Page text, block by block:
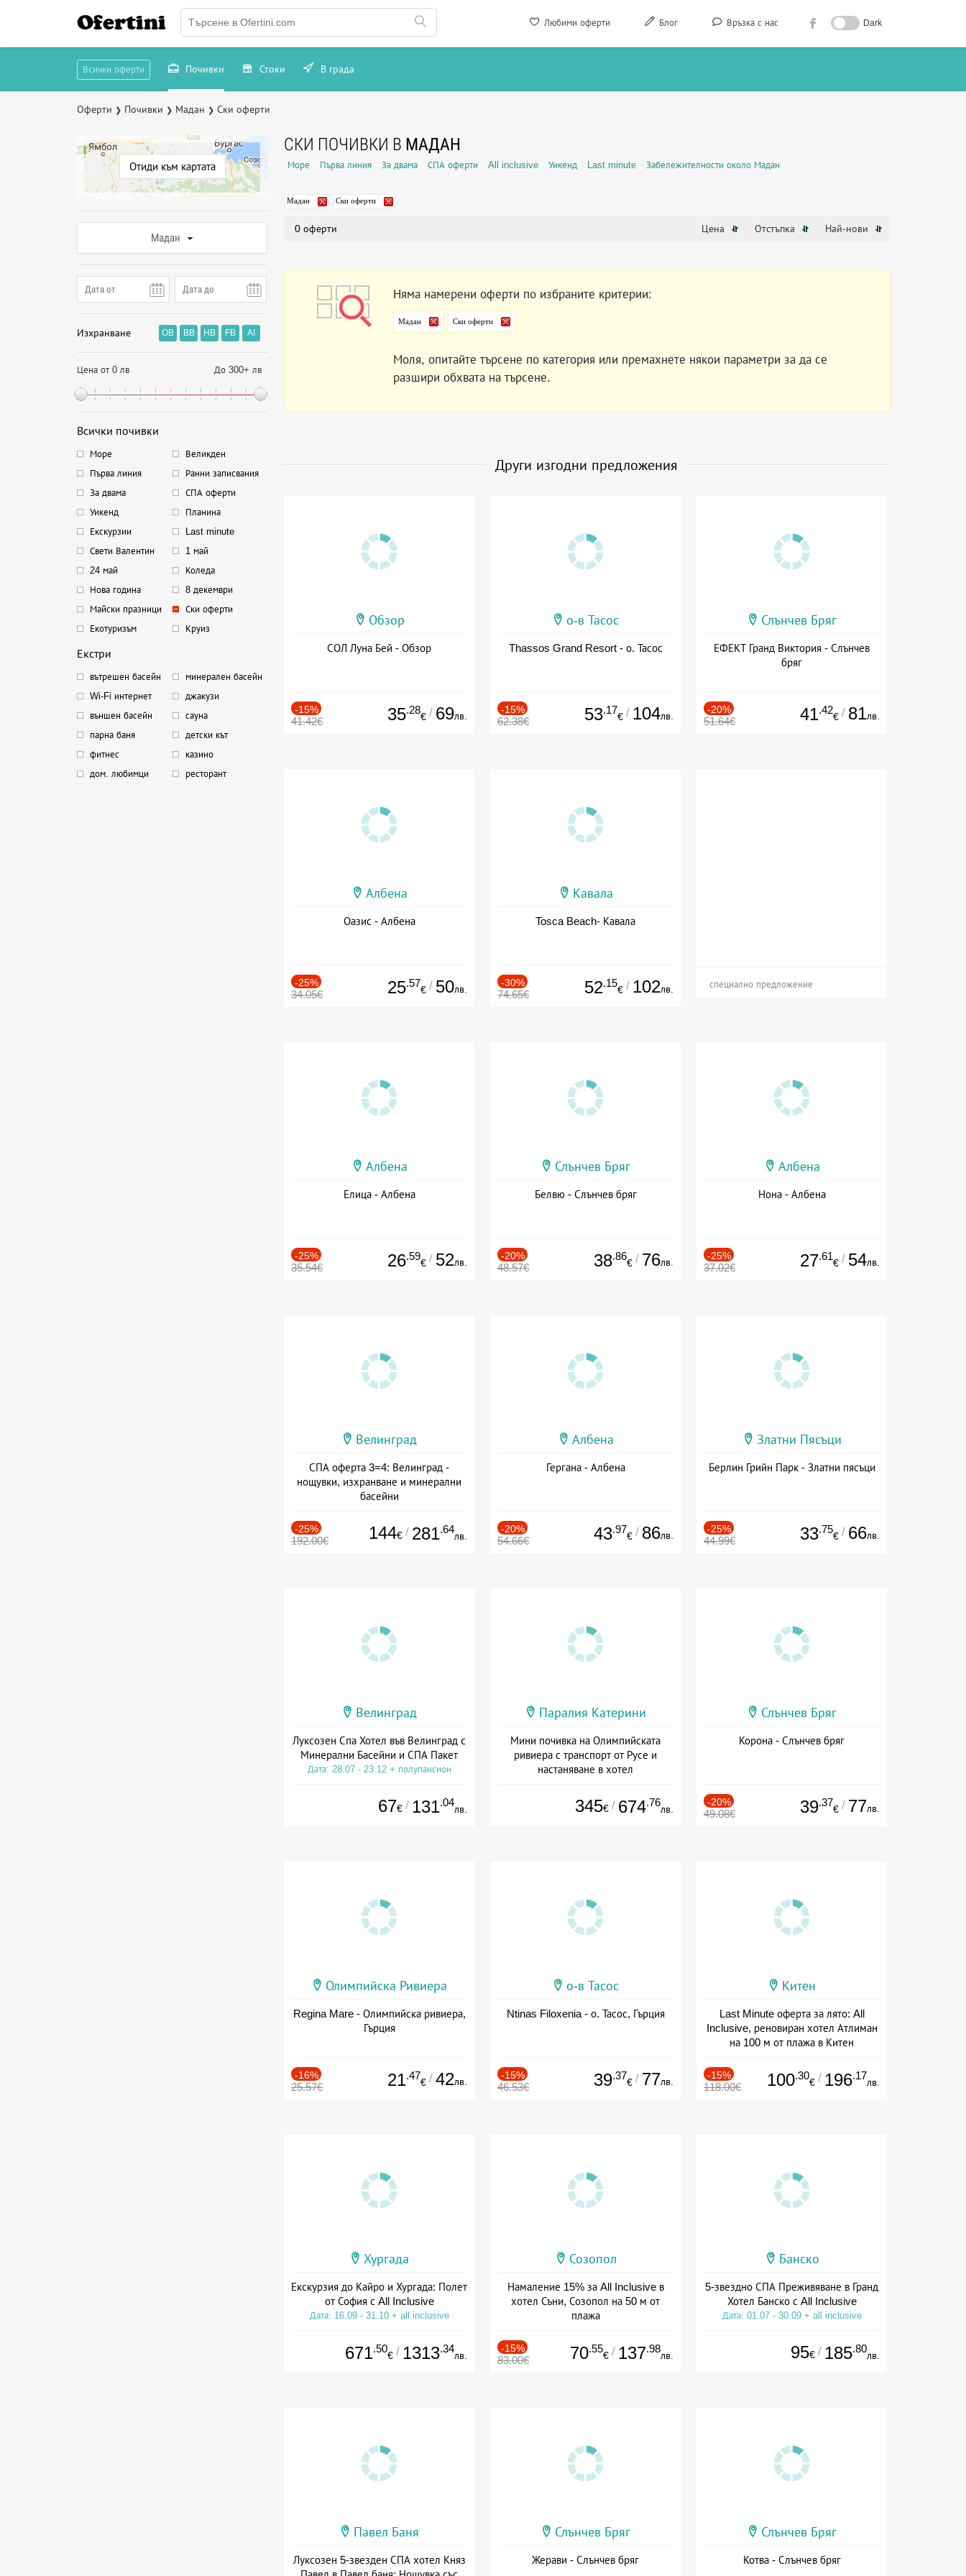
Любими оферти Блог Връзка с нас Dark
Ofertini
Всички оферти Почивки Стоки В града
Оферти ❯ Почивки ❯ Мадан ❯ Ски оферти
Отиди към картата
Мадан
Изхранване OB BB HB FB AI
Цена от 0 лв До 300+ лв
Всички почивки
Море
Великден
Първа линия
Ранни записвания
За двама
СПА оферти
Уикенд
Планина
Екскурзии
Last minute
Свети Валентин
1 май
24 май
Коледа
Нова година
8 декември
Майски празници
Ски оферти
Екотуризъм
Круиз
Екстри
вътрешен басейн
минерален басейн
Wi-Fi интернет
джакузи
външен басейн
сауна
парна баня
детски кът
фитнес
казино
дом. любимци
ресторант
СКИ ПОЧИВКИ В МАДАН
Море Първа линия За двама СПА оферти All inclusive Уикенд Last minute Забележителности около Мадан
Мадан Ски оферти
0 оферти Цена Отстъпка Най-нови
Няма намерени оферти по избраните критерии:
Мадан Ски оферти
Моля, опитайте търсене по категория или премахнете някои параметри за да се
разшири обхвата на търсене.
Други изгодни предложения
Обзор
СОЛ Луна Бей - Обзор
-15%
41.42€ 35.28
€ / 69лв.
о-в Тасос
Thassos Grand Resort - о. Тасос
-15%
62.38€ 53.17
€ / 104лв.
Слънчев Бряг
ЕФЕКТ Гранд Виктория - Слънчев
бряг
-20%
51.64€ 41.42
€ / 81лв.
Албена
Оазис - Албена
-25%
34.05€ 25.57
€ / 50лв.
Кавала
Tosca Beach- Кавала
-30%
74.65€ 52.15
€ / 102лв. специално предложение
Албена
Елица - Албена
-25%
35.54€ 26.59
€ / 52лв.
Слънчев Бряг
Белвю - Слънчев бряг
-20%
48.57€ 38.86
€ / 76лв.
Албена
Нона - Албена
-25%
37.02€ 27.61
€ / 54лв.
Велинград
СПА оферта 3=4: Велинград -
нощувки, изхранване и минерални
басейни
-25%
192.00€ 144€ / 281.64
лв.
Албена
Гергана - Албена
-20%
54.66€ 43.97
€ / 86лв.
Златни Пясъци
Берлин Грийн Парк - Златни пясъци
-25%
44.99€ 33.75
€ / 66лв.
Велинград
Луксозен Спа Хотел във Велинград с
Минерални Басейни и СПА Пакет
Дата: 28.07 - 23.12 + полупансион
67€ / 131.04
лв.
Паралия Катерини
Мини почивка на Олимпийската
ривиера с транспорт от Русе и
настаняване в хотел
345€ / 674.76
лв.
Слънчев Бряг
Корона - Слънчев бряг
-20%
49.08€ 39.37
€ / 77лв.
Олимпийска Ривиера
Regina Mare - Олимпийска ривиера,
Гърция
-16%
25.57€ 21.47
€ / 42лв.
о-в Тасос
Ntinas Filoxenia - о. Тасос, Гърция
-15%
46.53€ 39.37
€ / 77лв.
Китен
Last Minute оферта за лято: All
Inclusive, реновиран хотел Атлиман
на 100 м от плажа в Китен
-15%
118.00€ 100.30
€ / 196.17
лв.
Хургада
Екскурзия до Кайро и Хургада: Полет
от София с All Inclusive
Дата: 16.09 - 31.10 + all inclusive
671.50
€ / 1313.34
лв.
Созопол
Намаление 15% за All Inclusive в
хотел Съни, Созопол на 50 м от
плажа
-15%
83.00€ 70.55
€ / 137.98
лв.
Банско
5-звездно СПА Преживяване в Гранд
Хотел Банско с All Inclusive
Дата: 01.07 - 30.09 + all inclusive
95€ / 185.80
лв.
Павел Баня
Луксозен 5-звезден СПА хотел Княз
Слънчев Бряг
Жерави - Слънчев бряг
Слънчев Бряг
Котва - Слънчев бряг